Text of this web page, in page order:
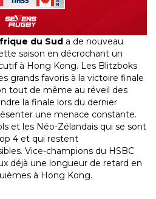
du Sud a de nouveau
saison en décrochant un
à Hong Kong. Les Blitzboks
grands favoris à la victoire finale
tout de même au réveil des
la finale lors du dernier
une menace constante.
et les Néo-Zélandais qui se sont
4 et qui restent
Vice-champions du HSBC
déjà une longueur de retard en
à Hong Kong.